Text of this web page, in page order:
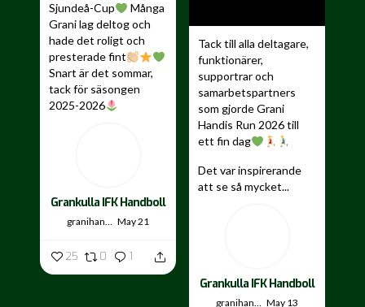
Sjundeå-Cup
Många
Grani lag deltog och
hade det roligt och
presterade fint
Snart är det sommar,
tack för säsongen
2025-2026
Grankulla IFK Handboll
granihandis May 21
25 0 1
Tack till alla deltagare,
funktionärer,
supportrar och
samarbetspartners
som gjorde Grani
Handis Run 2026 till
ett fin dag
Det var inspirerande
att se så mycket...
Grankulla IFK Handboll
granihandis May 13